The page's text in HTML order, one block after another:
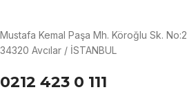
Mustafa Kemal Paşa Mh. Köroğlu Sk. No:2,
34320 Avcılar / İSTANBUL
0212 423 0 111